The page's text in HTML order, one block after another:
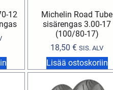
12
Michelin Road Tube
sisärengas 3.00-17
(100/80-17)
18,50€ SIS. ALV
Lisää ostoskoriin